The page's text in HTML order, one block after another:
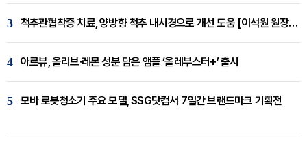
3 척추관협착증 치료, 양방향 척추 내시경으로 개선 도움 [이석원 원장 칼럼]
4 아르뷰, 올리브·레몬 성분 담은 앰플 ‘올레부스터+’ 출시
5 모바 로봇청소기 주요 모델, SSG닷컴서 7일간 브랜드마크 기획전